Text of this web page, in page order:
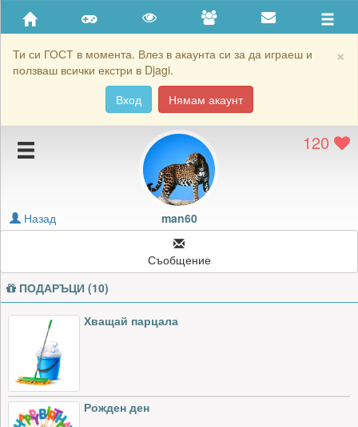
×
Ти си ГОСТ в момента. Влез в акаунта си за да играеш и
ползваш всички екстри в Djagi.
Вход
Нямам акаунт
Приятели
Хронология на игри
Подаръците на man60
Картичките на man60
Блокирай man60
120
man60
Назад
Съобщение
ПОДАРЪЦИ (10)
Хващай парцала
Рожден ден